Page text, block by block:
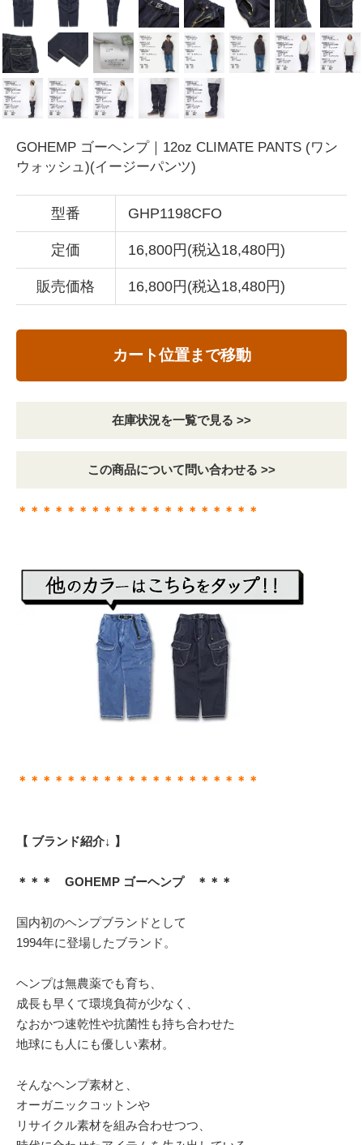
GOHEMP ゴーヘンプ｜12oz CLIMATE PANTS (ワン
ウォッシュ)(イージーパンツ)
型番 GHP1198CFO
定価 16,800円(税込18,480円)
販売価格 16,800円(税込18,480円)
カート位置まで移動
在庫状況を一覧で見る >>
この商品について問い合わせる >>
＊＊＊＊＊＊＊＊＊＊＊＊＊＊＊＊＊＊＊＊
＊＊＊＊＊＊＊＊＊＊＊＊＊＊＊＊＊＊＊＊
【 ブランド紹介↓ 】
＊＊＊ GOHEMP ゴーヘンプ ＊＊＊
国内初のヘンプブランドとして
1994年に登場したブランド。
ヘンプは無農薬でも育ち、
成長も早くて環境負荷が少なく、
なおかつ速乾性や抗菌性も持ち合わせた
地球にも人にも優しい素材。
そんなヘンプ素材と、
オーガニックコットンや
リサイクル素材を組み合わせつつ、